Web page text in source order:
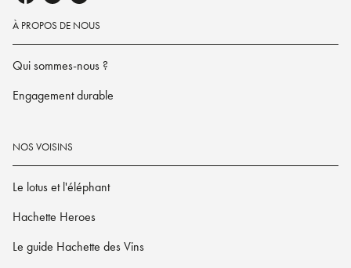
À PROPOS DE NOUS
Qui sommes-nous ?
Engagement durable
NOS VOISINS
Le lotus et l'éléphant
Hachette Heroes
Le guide Hachette des Vins